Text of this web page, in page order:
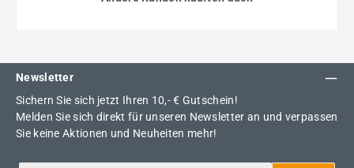
Newsletter
Sichern Sie sich jetzt Ihren 10,- € Gutschein!
Melden Sie sich direkt für unseren Newsletter an und verpassen
Sie keine Aktionen und Neuheiten mehr!